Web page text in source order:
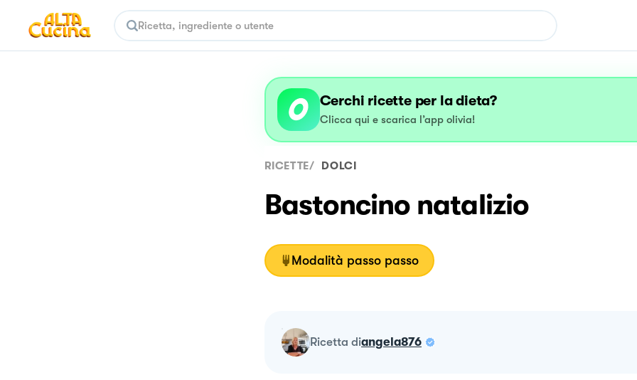
Cerchi ricette per la dieta?
Clicca qui e scarica l’app olivia!
RICETTE/ DOLCI
Bastoncino natalizio
Modalità passo passo
ricetta diangela876